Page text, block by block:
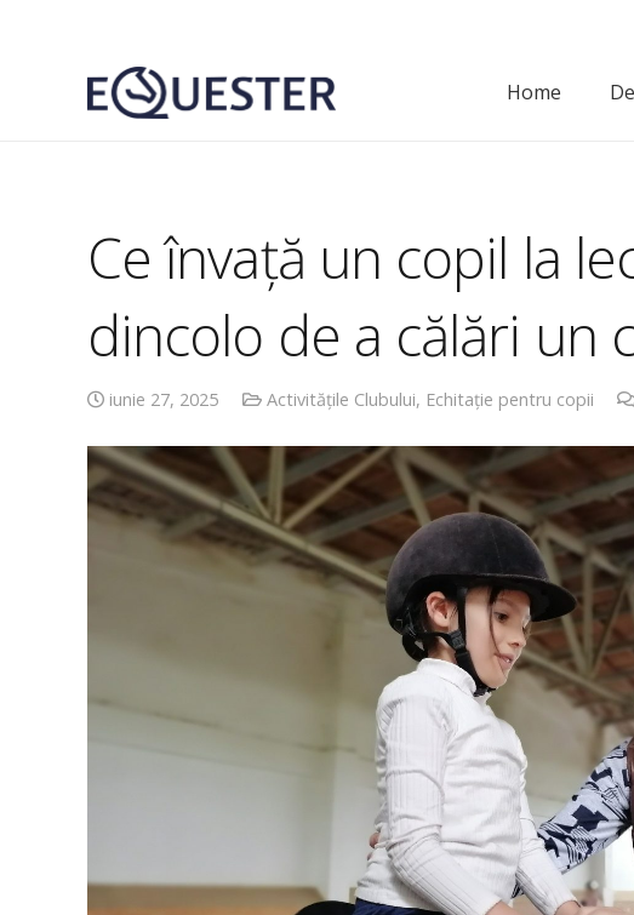
Home
Ce învață un copil la
dincolo de a călări un
iunie 27, 2025 Activitățile Clubului, Echitație pentru copii